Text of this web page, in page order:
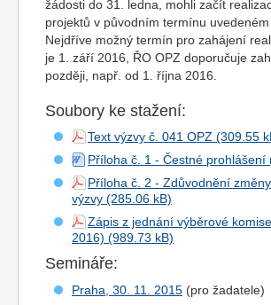
žádosti do 31. ledna, mohli začít
projektů v původním termínu
Nejdříve možný termín pro zahájení
je 1. září 2016, ŘO OPZ doporučuje
později, např. od 1. října 2016.
Soubory ke stažení:
Text výzvy č. 041 OPZ
Příloha č. 1 - Čestné prohlášení
Příloha č. 2 - Zdůvodnění změny
výzvy
Zápis z jednání výběrové
2016)
Semináře:
Praha, 30. 11. 2015 (pro žadatele)